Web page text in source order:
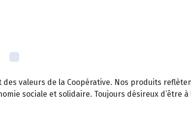
valeurs de la Coopérative. Nos produits
sociale et solidaire. Toujours désireux d’être à